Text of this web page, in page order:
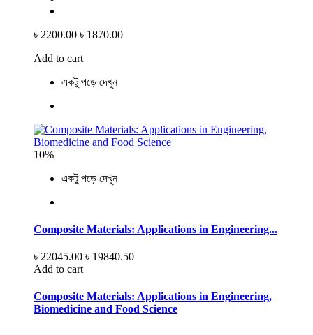
৳ 2200.00 ৳ 1870.00
Add to cart
একটু পড়ে দেখুন
10%
একটু পড়ে দেখুন
Composite Materials: Applications in Engineering...
৳ 22045.00 ৳ 19840.50
Add to cart
Composite Materials: Applications in Engineering,
Biomedicine and Food Science